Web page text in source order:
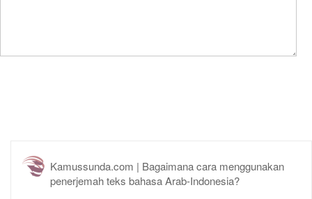
Kamussunda.com | Bagaimana cara menggunakan
penerjemah teks bahasa Arab-Indonesia?